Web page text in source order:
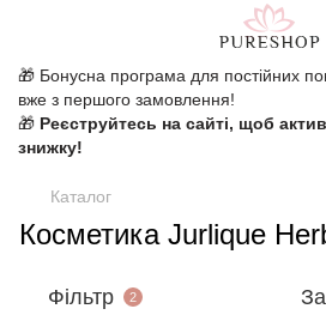
🎁 Бонусна програма для постійних
вже з першого замовлення!
🎁 Реєструйтесь на сайті, щоб
знижку!
Каталог
Косметика Jurlique
Фільтр 2